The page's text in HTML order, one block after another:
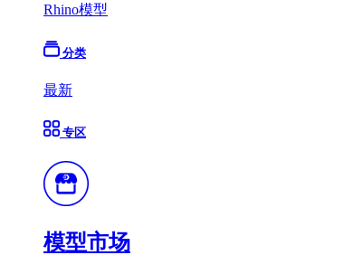
Rhino模型
分类
最新
专区
模型市场